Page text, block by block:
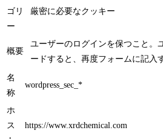
ゴリ
ー
厳密に必要なクッキー
概要
ユーザーのログインを保つこと。
ードすると、再度フォームに記入
名
称
wordpress_sec_*
ホ
ス
https://www.xrdchemical.com